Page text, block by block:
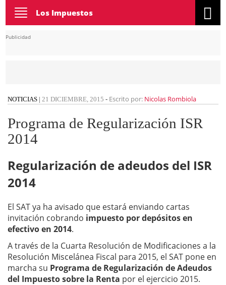
Toggle
navigation
Los Impuestos
Publicidad
NOTICIAS | 21 DICIEMBRE, 2015 - Escrito por: Nicolas Rombiola
Programa de Regularización ISR
2014
Regularización de adeudos del ISR
2014
El SAT ya ha avisado que estará enviando cartas
invitación cobrando impuesto por depósitos en
efectivo en 2014.
A través de la Cuarta Resolución de Modificaciones a la
Resolución Miscelánea Fiscal para 2015, el SAT pone en
marcha su Programa de Regularización de Adeudos
del Impuesto sobre la Renta por el ejercicio 2015.